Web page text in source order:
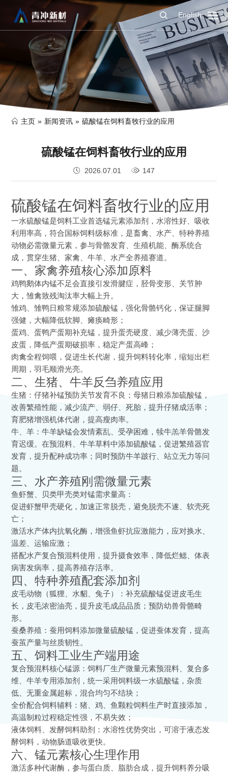
English
主页 » 新闻资讯 » 硫酸锰在饲料畜牧行业的应用
硫酸锰在饲料畜牧行业的应用
2026.07.01 147
硫酸锰在饲料畜牧行业的应用
一水硫酸锰是饲料工业首选锰元素添加剂，水溶性好、吸收
利用率高，符合国标饲料级标准，是畜禽、水产、特种养殖
动物必需微量元素，参与骨骼发育、生殖机能、酶系统合
成，贯穿生猪、家禽、牛羊、水产全养殖赛道。
一、家禽养殖核心添加原料
鸡鸭鹅体内锰不足会直接引发滑腱症，胫骨变形、关节肿
大，雏禽致残淘汰率大幅上升。
雏鸡、雏鸭日粮常规添加硫酸锰，强化骨骼钙化，保证腿脚
强健，大幅降低软脚、瘫痪畸形；
蛋鸡、蛋鸭产蛋期补充锰，提升蛋壳硬度、减少薄壳蛋、沙
皮蛋，降低产蛋期破损率，稳定产蛋高峰；
肉禽全程饲喂，促进生长代谢，提升饲料转化率，缩短出栏
周期，羽毛顺滑光亮。
二、生猪、牛羊反刍养殖应用
生猪：仔猪补锰预防关节发育不良；母猪日粮添加硫酸锰，
改善繁殖性能，减少流产、弱仔、死胎，提升仔猪成活率；
育肥猪增强机体代谢，提高瘦肉率。
牛、羊：牛羊缺锰会发情紊乱、受孕困难，犊牛羔羊骨骼发
育迟缓。在预混料、牛羊草料中添加硫酸锰，促进繁殖器官
发育，提升配种成功率；同时预防牛羊跛行、站立无力等问
题。
三、水产养殖刚需微量元素
鱼虾蟹、贝类甲壳类对锰需求量高：
促进虾蟹甲壳硬化，加速正常脱壳，避免脱壳不遂、软壳死
亡；
激活水产体内抗氧化酶，增强鱼虾抗应激能力，应对换水、
温差、运输应激；
搭配水产复合预混料使用，提升摄食效率，降低烂鳃、体表
病害发病率，提高养殖存活率。
四、特种养殖配套添加剂
皮毛动物（狐狸、水貂、兔子）：补充硫酸锰促进皮毛生
长，皮毛浓密油亮，提升皮毛成品品质；预防幼兽骨骼畸
形。
蚕桑养殖：蚕用饲料添加微量硫酸锰，促进蚕体发育，提高
蚕茧产量与丝质韧性。
五、饲料工业生产端用途
复合预混料核心锰源：饲料厂生产微量元素预混料、复合多
维、牛羊专用添加剂，统一采用饲料级一水硫酸锰，杂质
低、无重金属超标，混合均匀不结块；
全价配合饲料辅料：猪、鸡、鱼颗粒饲料生产时直接添加，
高温制粒过程稳定性强，不易失效；
液体饲料、发酵饲料助剂：水溶性优势突出，可溶于液态发
酵饲料，动物肠道吸收更快。
六、锰元素核心生理作用
激活多种代谢酶，参与蛋白质、脂肪合成，提升饲料养分吸